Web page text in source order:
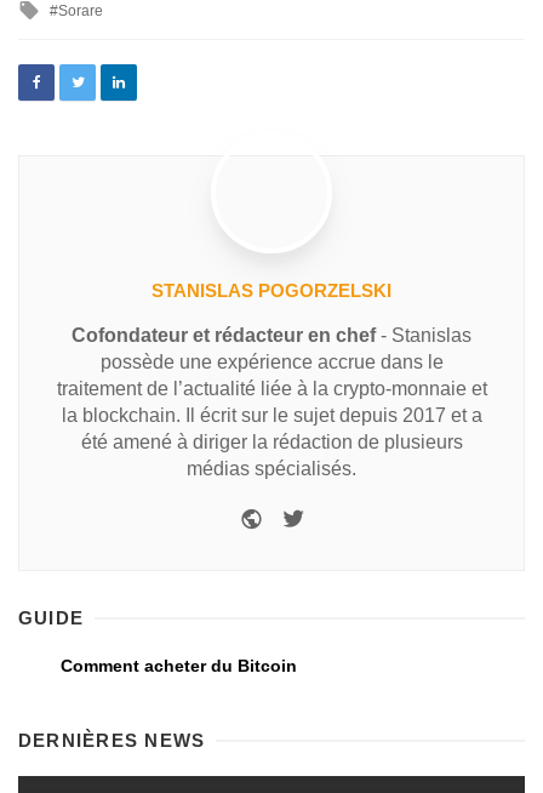
Sorare
STANISLAS POGORZELSKI
Cofondateur et rédacteur en chef- Stanislas
possède une expérience accrue dans le
traitement de l’actualité liée à la crypto-monnaie et
la blockchain. Il écrit sur le sujet depuis 2017 et a
été amené à diriger la rédaction de plusieurs
médias spécialisés.
GUIDE
Comment acheter du Bitcoin
DERNIÈRES NEWS